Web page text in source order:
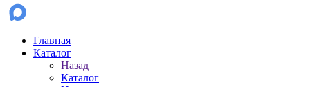
Главная
Каталог
Назад
Каталог